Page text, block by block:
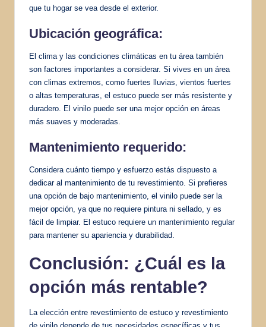
que tu hogar se vea desde el exterior.
Ubicación geográfica:
El clima y las condiciones climáticas en tu área también
son factores importantes a considerar. Si vives en un área
con climas extremos, como fuertes lluvias, vientos fuertes
o altas temperaturas, el estuco puede ser más resistente y
duradero. El vinilo puede ser una mejor opción en áreas
más suaves y moderadas.
Mantenimiento requerido:
Considera cuánto tiempo y esfuerzo estás dispuesto a
dedicar al mantenimiento de tu revestimiento. Si prefieres
una opción de bajo mantenimiento, el vinilo puede ser la
mejor opción, ya que no requiere pintura ni sellado, y es
fácil de limpiar. El estuco requiere un mantenimiento regular
para mantener su apariencia y durabilidad.
Conclusión: ¿Cuál es la
opción más rentable?
La elección entre revestimiento de estuco y revestimiento